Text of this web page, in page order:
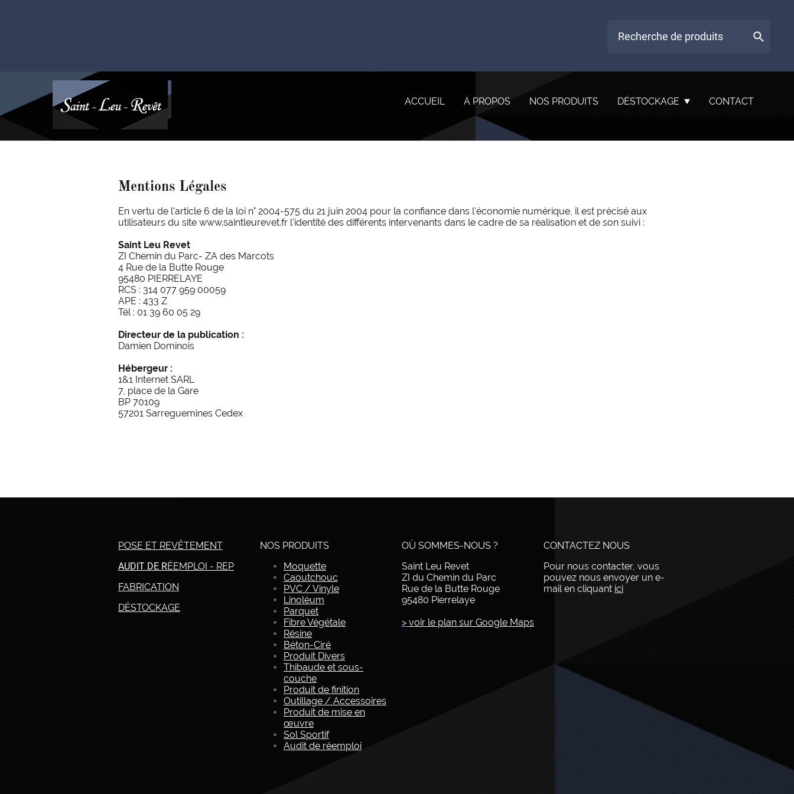
ACCUEIL À PROPOS NOS PRODUITS DÉSTOCKAGE CONTACT
Mentions Légales
En vertu de l'article 6 de la loi n° 2004-575 du 21 juin 2004 pour la confiance dans l'économie numérique, il est précisé aux
utilisateurs du site www.saintleurevet.fr l'identité des différents intervenants dans le cadre de sa réalisation et de son suivi :
Saint Leu Revet
ZI Chemin du Parc- ZA des Marcots
4 Rue de la Butte Rouge
95480 PIERRELAYE
RCS : 314 077 959 00059
APE : 433 Z
Tél : 01 39 60 05 29
Directeur de la publication :
Damien Dominois
Hébergeur :
1&1 Internet SARL
7, place de la Gare
BP 70109
57201 Sarreguemines Cedex
POSE ET REVÊTEMENT
AUDIT DE RÉEMPLOI - REP
FABRICATION
DÉSTOCKAGE
NOS PRODUITS
Moquette
Caoutchouc
PVC / Vinyle
Linoléum
Parquet
Fibre Végétale
Résine
Béton-Ciré
Produit Divers
Thibaude et sous-
couche
Produit de finition
Outillage / Accessoires
Produit de mise en
œuvre
Sol Sportif
Audit de réemploi
OÙ SOMMES-NOUS ?
Saint Leu Revet
ZI du Chemin du Parc
Rue de la Butte Rouge
95480 Pierrelaye
> voir le plan sur Google Maps
CONTACTEZ NOUS
Pour nous contacter, vous
pouvez nous envoyer un e-
mail en cliquant ici